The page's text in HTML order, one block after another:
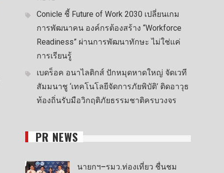
Conicle ชี้ Future of Work 2030 เปลี่ยนเกม
การพัฒนาคน องค์กรต้องสร้าง “Workforce
Readiness” ผ่านการพัฒนาทักษะ ไม่ใช่แค่
การเรียนรู้
เบดร็อค อนาไลติกส์ ปักหมุดหาดใหญ่ จัดเวที
สัมมนาชู ‘เทคโนโลยีจัดการภัยพิบัติ’ ติดอาวุธ
ท้องถิ่นรับมือวิกฤติภัยธรรมชาติครบวงจร
PR NEWS
นายกฯ–รมว.ท่องเที่ยว ชื่นชม